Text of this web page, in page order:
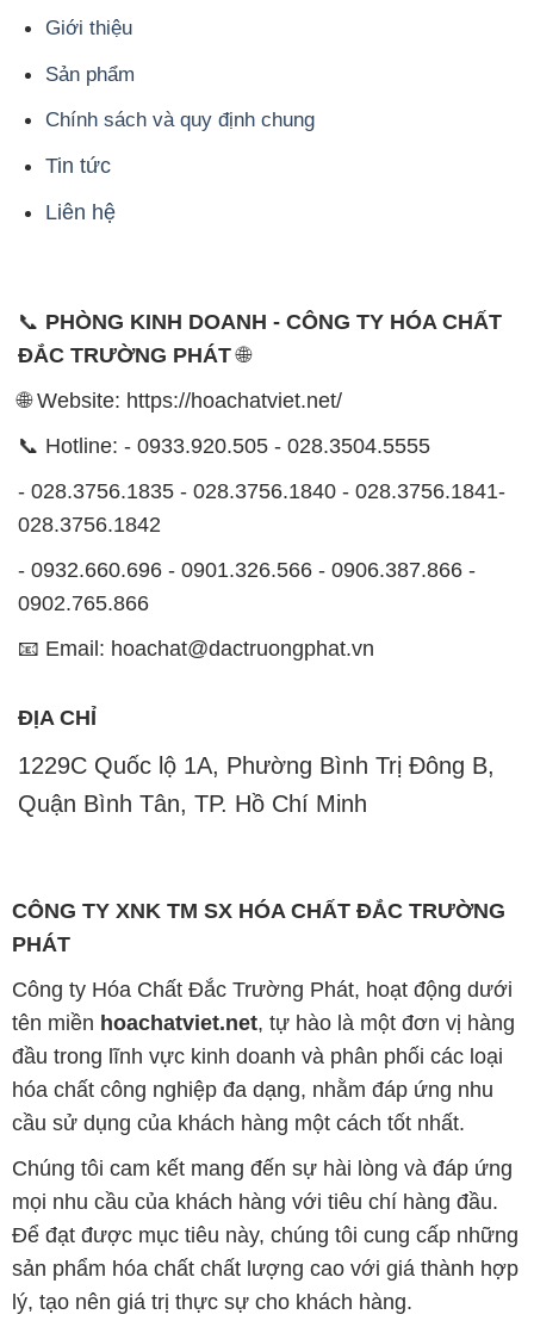
Giới thiệu
Sản phẩm
Chính sách và quy định chung
Tin tức
Liên hệ
📞 PHÒNG KINH DOANH - CÔNG TY HÓA CHẤT
ĐẮC TRƯỜNG PHÁT🌐
🌐 Website: https://hoachatviet.net/
📞 Hotline: - 0933.920.505 - 028.3504.5555
- 028.3756.1835 - 028.3756.1840 - 028.3756.1841-
028.3756.1842
- 0932.660.696 - 0901.326.566 - 0906.387.866 -
0902.765.866
📧 Email: hoachat@dactruongphat.vn
ĐỊA CHỈ
1229C Quốc lộ 1A, Phường Bình Trị Đông B,
Quận Bình Tân, TP. Hồ Chí Minh
CÔNG TY XNK TM SX HÓA CHẤT ĐẮC TRƯỜNG
PHÁT
Công ty Hóa Chất Đắc Trường Phát, hoạt động dưới
tên miền hoachatviet.net, tự hào là một đơn vị hàng
đầu trong lĩnh vực kinh doanh và phân phối các loại
hóa chất công nghiệp đa dạng, nhằm đáp ứng nhu
cầu sử dụng của khách hàng một cách tốt nhất.
Chúng tôi cam kết mang đến sự hài lòng và đáp ứng
mọi nhu cầu của khách hàng với tiêu chí hàng đầu.
Để đạt được mục tiêu này, chúng tôi cung cấp những
sản phẩm hóa chất chất lượng cao với giá thành hợp
lý, tạo nên giá trị thực sự cho khách hàng.